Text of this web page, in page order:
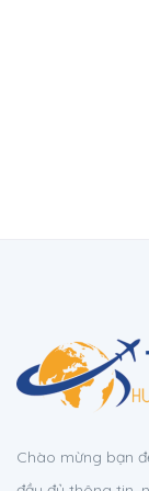
Chào mừng bạn